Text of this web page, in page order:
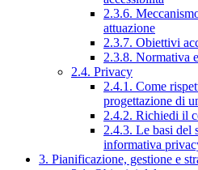
2.3.6.
attuazione
2.3.7. Obiettivi
2.3.8. Normativa
2.4. Privacy
2.4.1. Come
progettazione di
2.4.2. Richiedi il
2.4.3. Le basi del
informativa
3. Pianificazione, gestione e